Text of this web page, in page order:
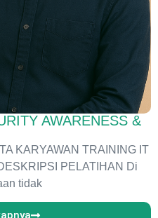
AWARENESS &
KARYAWAN TRAINING IT
PELATIHAN Di
tidak